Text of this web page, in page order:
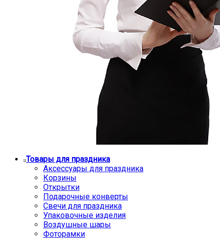
Товары для праздника
Аксессуары для праздника
Корзины
Открытки
Подарочные конверты
Свечи для праздника
Упаковочные изделия
Воздушные шары
Фоторамки